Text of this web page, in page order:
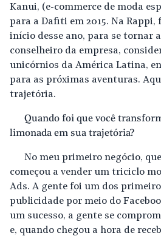
Kanui, (e-commerce de moda
para a Dafiti em 2015. Na Rappi,
início desse ano, para se tornar
conselheiro da empresa,
unicórnios da América Latina,
para as próximas aventuras.
trajetória.
Quando foi que você
limonada em sua trajetória?
No meu primeiro negócio,
começou a vender um triciclo
Ads. A gente foi um dos
publicidade por meio do
um sucesso, a gente se
e, quando chegou a hora de